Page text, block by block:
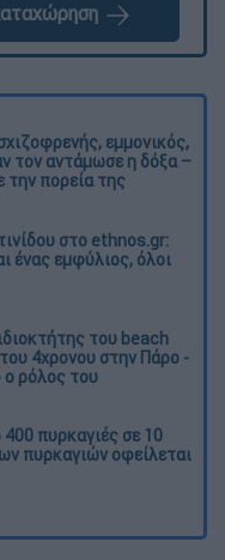
εμμονικός,
τον αντάμωσε η δόξα –
την πορεία της
στο ethnos.gr:
ένας εμφύλιος, όλοι
του beach
4χρονου στην Πάρο -
ο ρόλος του
πυρκαγιές σε 10
πυρκαγιών οφείλεται